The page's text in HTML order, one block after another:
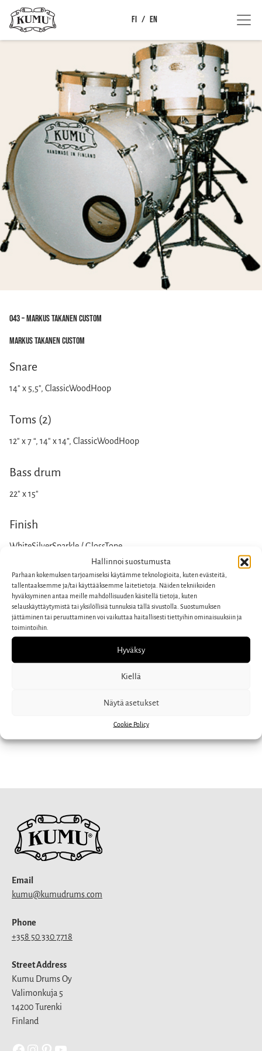
Hallinnoi suostumusta
Parhaan kokemuksen tarjoamiseksi käytämme teknologioita, kuten evästeitä,
tallentaaksemme ja/tai käyttääksemme laitetietoja. Näiden tekniikoiden
hyväksyminen antaa meille mahdollisuuden käsitellä tietoja, kuten
selauskäyttäytymistä tai yksilöllisiä tunnuksia tällä sivustolla. Suostumuksen
jättäminen tai peruuttaminen voi vaikuttaa haitallisesti tiettyihin ominaisuuksiin ja
toimintoihin.
Hyväksy
Kiellä
Näytä asetukset
Cookie Policy
FI EN
043 – Markus Takanen Custom
Markus Takanen Custom
Snare
14″ x 5,5″, ClassicWoodHoop
Toms (2)
12″ x 7 “, 14″ x 14”, ClassicWoodHoop
Bass drum
22″ x 15″
Finish
WhiteSilverSparkle / GlossTone
Published: 30.8.2015
044 – Jussi Lehtonen Custom »
Email
kumu@kumudrums.com
Phone
+358 50 330 7718
Street Address
Kumu Drums Oy
Valimonkuja 5
14200 Turenki
Finland